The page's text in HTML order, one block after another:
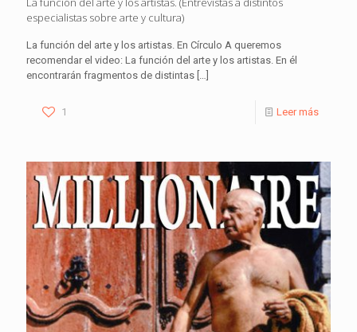
especialistas sobre arte y cultura)
La función del arte y los artistas. En Círculo A queremos
recomendar el video: La función del arte y los artistas. En él
encontrarán fragmentos de distintas […]
1 Leer más